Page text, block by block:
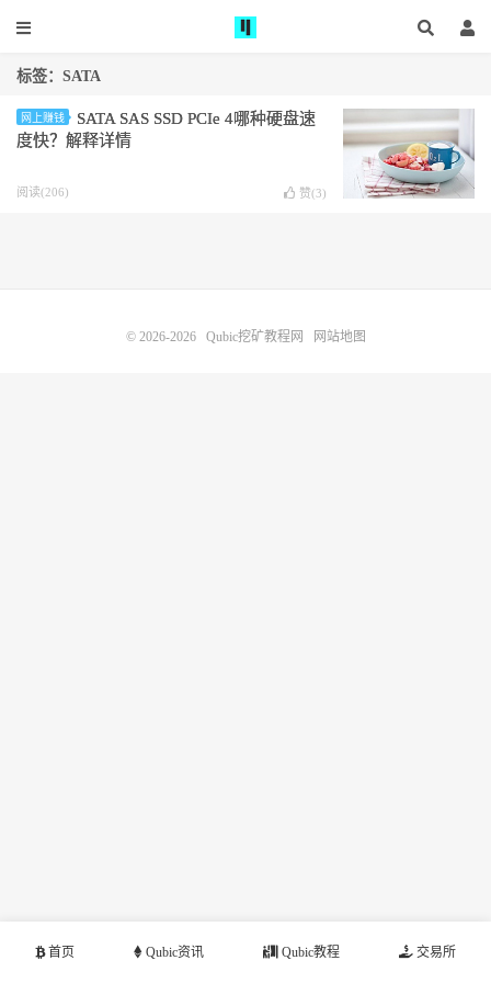
标签：SATA
网上赚钱
SATA SAS SSD PCIe 4哪种硬盘速
度快？解释详情
阅读(206) 赞(3)
首页 Qubic资讯 Qubic教程 交易所
© 2026-2026 Qubic挖矿教程网 网站地图